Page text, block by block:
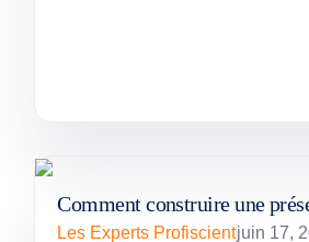
Comment construire une
Les Experts Profiscientjuin 17,